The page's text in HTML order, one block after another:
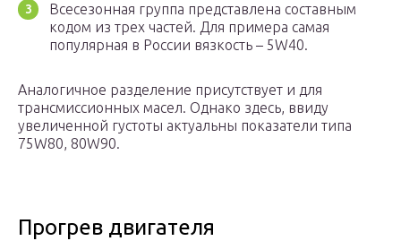
Всесезонная группа представлена составным
кодом из трех частей. Для примера самая
популярная в России вязкость – 5W40.
Аналогичное разделение присутствует и для
трансмиссионных масел. Однако здесь, ввиду
увеличенной густоты актуальны показатели типа
75W80, 80W90.
Прогрев двигателя